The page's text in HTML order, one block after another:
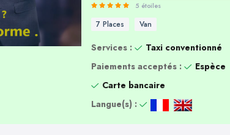
5 étoiles
7 Places Van
Services :
Taxi conventionné
Paiements acceptés :
Espèce
Carte bancaire
Langue(s) :